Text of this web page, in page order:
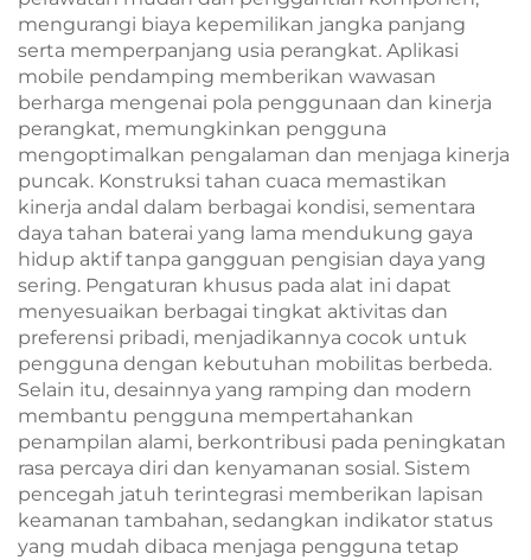
mengurangi biaya kepemilikan jangka panjang
serta memperpanjang usia perangkat. Aplikasi
mobile pendamping memberikan wawasan
berharga mengenai pola penggunaan dan kinerja
perangkat, memungkinkan pengguna
mengoptimalkan pengalaman dan menjaga kinerja
puncak. Konstruksi tahan cuaca memastikan
kinerja andal dalam berbagai kondisi, sementara
daya tahan baterai yang lama mendukung gaya
hidup aktif tanpa gangguan pengisian daya yang
sering. Pengaturan khusus pada alat ini dapat
menyesuaikan berbagai tingkat aktivitas dan
preferensi pribadi, menjadikannya cocok untuk
pengguna dengan kebutuhan mobilitas berbeda.
Selain itu, desainnya yang ramping dan modern
membantu pengguna mempertahankan
penampilan alami, berkontribusi pada peningkatan
rasa percaya diri dan kenyamanan sosial. Sistem
pencegah jatuh terintegrasi memberikan lapisan
keamanan tambahan, sedangkan indikator status
yang mudah dibaca menjaga pengguna tetap